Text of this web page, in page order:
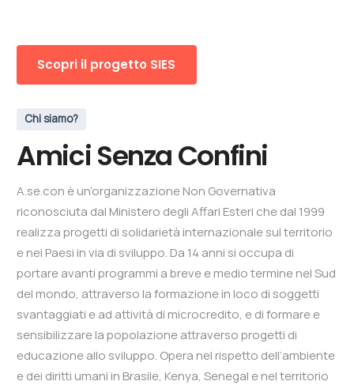
Scopri il progetto SIES
Chi siamo?
Amici Senza Confini
A.se.con è un’organizzazione Non Governativa
riconosciuta dal Ministero degli Affari Esteri che dal 1999
realizza progetti di solidarietà internazionale sul territorio
e nei Paesi in via di sviluppo. Da 14 anni si occupa di
portare avanti programmi a breve e medio termine nel Sud
del mondo, attraverso la formazione in loco di soggetti
svantaggiati e ad attività di microcredito, e di formare e
sensibilizzare la popolazione attraverso progetti di
educazione allo sviluppo. Opera nel rispetto dell’ambiente
e dei diritti umani in Brasile, Kenya, Senegal e nel territorio